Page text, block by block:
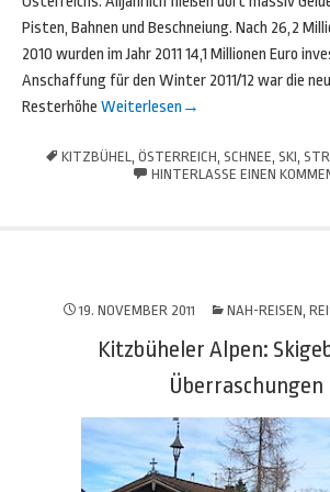
Pisten, Bahnen und Beschneiung. Nach 26,2
2010 wurden im Jahr 2011 14,1 Millionen Euro
Anschaffung für den Winter 2011/12 war die
Resterhöhe Weiterlesen →
KITZBÜHEL, ÖSTERREICH, SCHNEE, SKI,
HINTERLASSE EINEN
19. NOVEMBER 2011 NAH-REISEN,
Kitzbüheler Alpen:
Überraschungen